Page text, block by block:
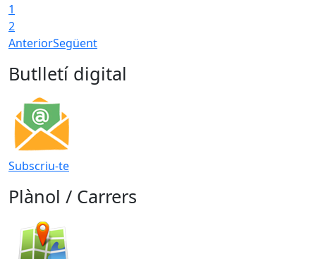
1
2
AnteriorSegüent
Butlletí digital
Subscriu-te
Plànol / Carrers